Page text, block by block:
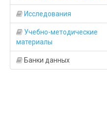
Исследования
Учебно-методические
материалы
Банки данных